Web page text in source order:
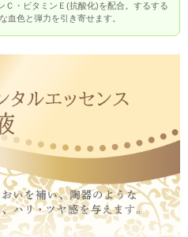
Ｃ・ビタミンＥ(抗酸化)を配合。するする
血色と弾力を引き寄せます。